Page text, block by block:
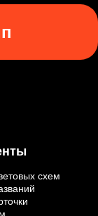
схем